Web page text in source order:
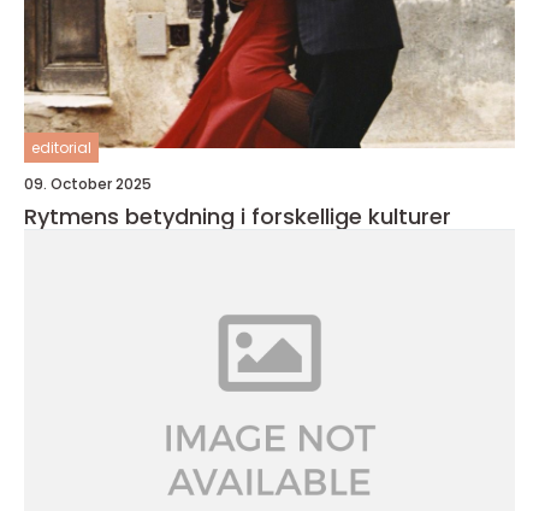
editorial
09. October 2025
Rytmens betydning i forskellige kulturer